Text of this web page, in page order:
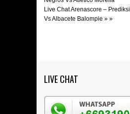
Live Chat Arenascore –
Vs Albacete Balompie » »
LIVE CHAT